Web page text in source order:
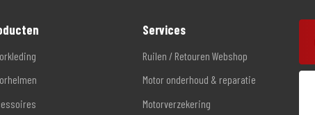
Services
Ruilen / Retouren Webshop
Motor onderhoud & reparatie
Motorverzekering